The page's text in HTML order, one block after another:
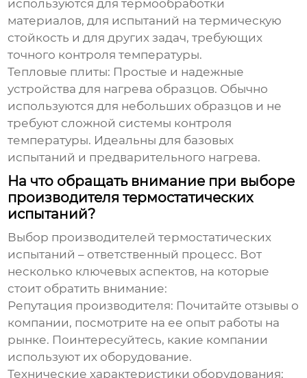
используются для термообработки
материалов, для испытаний на термическую
стойкость и для других задач, требующих
точного контроля температуры.
Тепловые плиты: Простые и надежные
устройства для нагрева образцов. Обычно
используются для небольших образцов и не
требуют сложной системы контроля
температуры. Идеальны для базовых
испытаний и предварительного нагрева.
На что обращать внимание при выборе
производителя термостатических
испытаний?
Выбор производителей термостатических
испытаний – ответственный процесс. Вот
несколько ключевых аспектов, на которые
стоит обратить внимание:
Репутация производителя: Почитайте отзывы о
компании, посмотрите на ее опыт работы на
рынке. Поинтересуйтесь, какие компании
используют их оборудование.
Технические характеристики оборудования: